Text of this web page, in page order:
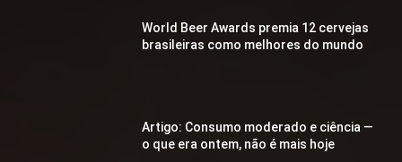
World Beer Awards premia 12 cervejas
brasileiras como melhores do mundo
Artigo: Consumo moderado e ciência —
o que era ontem, não é mais hoje